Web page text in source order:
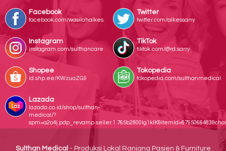
Facebook
facebook.com/wasilahalkes
Twitter
twitter.com/alkessarry
Instagram
instagram.com/sulthancare
TikTok
tiktok.com/@rd.sarry
Shopee
id.shp.ee/KWzuaZG9
Tokopedia
tokopedia.com/sulthanmedical
Lazada
lazada.co.id/shop/sulthan-
medical/?
Sulthan Medical - Produksi Lokal Ranjang Pasien & Furniture